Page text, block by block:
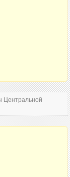
Центральной